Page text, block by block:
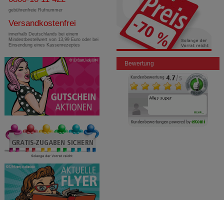
gebührenfreie Rufnummer
Versandkostenfrei
innerhalb Deutschlands bei einem
Mindestbestellwert von 13,99 Euro oder bei
Einsendung eines Kassenrezeptes
Bewertung